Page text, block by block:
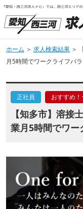
ホーム ＞ 求人検索結果 ＞
月5時間でワークライフバ
正社員 おすすめ
【知多市】溶接
業月5時間でワ